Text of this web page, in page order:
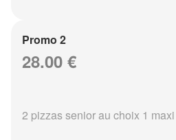
Promo 2
28.00 €
2 pizzas senior au choix 1